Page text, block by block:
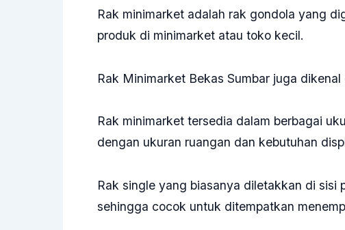
Rak minimarket adalah rak gondola yang
produk di minimarket atau toko kecil.
Rak Minimarket Bekas Sumbar juga
Rak minimarket tersedia dalam berbagai
dengan ukuran ruangan dan kebutuhan
Rak single yang biasanya diletakkan di sisi
sehingga cocok untuk ditempatkan